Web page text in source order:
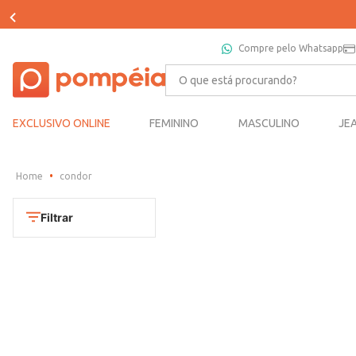
Compre pelo Whatsapp
O que está procurando?
EXCLUSIVO ONLINE FEMININO MASCULINO
condor
Filtrar